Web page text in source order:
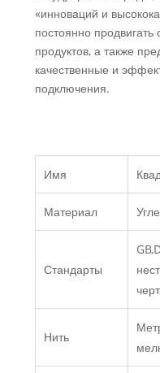
«инноваций и
постоянно
продуктов, а также
качественные и
подключения.
Имя
Материал
Стандарты
Нить